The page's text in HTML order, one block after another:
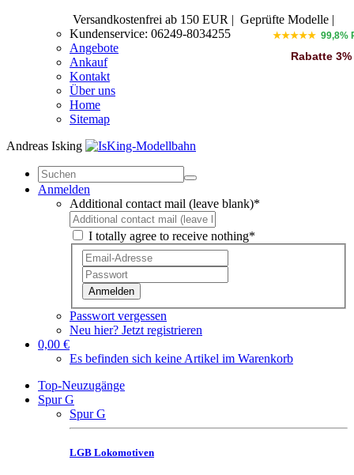
Versandkostenfrei ab 150 EUR | Geprüfte Modelle |
Kundenservice: 06249-8034255
Angebote
Ankauf
Kontakt
Über uns
Home
Sitemap
Andreas Isking
★★★★★ 99,8%
Rabatte 3%
Anmelden
Additional contact mail (leave blank)*
I totally agree to receive nothing*
Anmelden
Passwort vergessen
Neu hier? Jetzt registrieren
0,00 €
Es befinden sich keine Artikel im Warenkorb
Top-Neuzugänge
Spur G
Spur G
LGB Lokomotiven